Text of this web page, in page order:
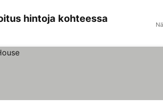
hintoja kohteessa